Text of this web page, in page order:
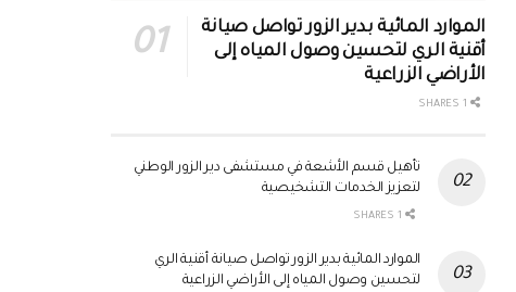
الموارد المائية بدير الزور تواصل صيانة
أقنية الري لتحسين وصول المياه إلى
الأراضي الزراعية
تأهيل قسم الأشعة في مستشفى دير الزور الوطني
لتعزيز الخدمات التشخيصية
الموارد المائية بدير الزور تواصل صيانة أقنية الري
لتحسين وصول المياه إلى الأراضي الزراعية